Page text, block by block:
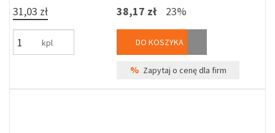
31,03 zł
kpl
38,17 zł 23%
DO KOSZYKA
% Zapytaj o cenę dla firm